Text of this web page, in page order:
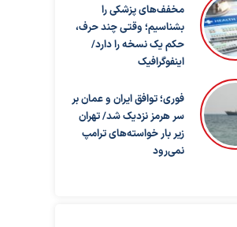
مخفف‌های پزشکی را
بشناسیم؛ وقتی چند حرف،
حکم یک نسخه را دارد/
اینفوگرافیک
فوری؛ توافق ایران و عمان بر
سر هرمز نزدیک شد/ تهران
زیر بار خواسته‌های ترامپ
نمی‌رود